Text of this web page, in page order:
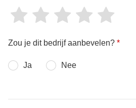
Zou je dit bedrijf aanbevelen? *
Ja Nee